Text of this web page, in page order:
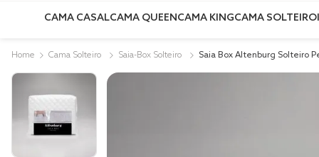
CAMA CASALCAMA QUEENCAMA KINGCAMA SOLTEIRO
Cama Solteiro Saia-Box Solteiro Saia Box Altenburg Solteiro